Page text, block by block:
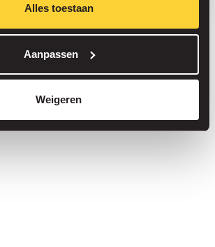
Alles toestaan
Aanpassen
Weigeren
tot 30% in onze parkeergarages
zonder servicekosten